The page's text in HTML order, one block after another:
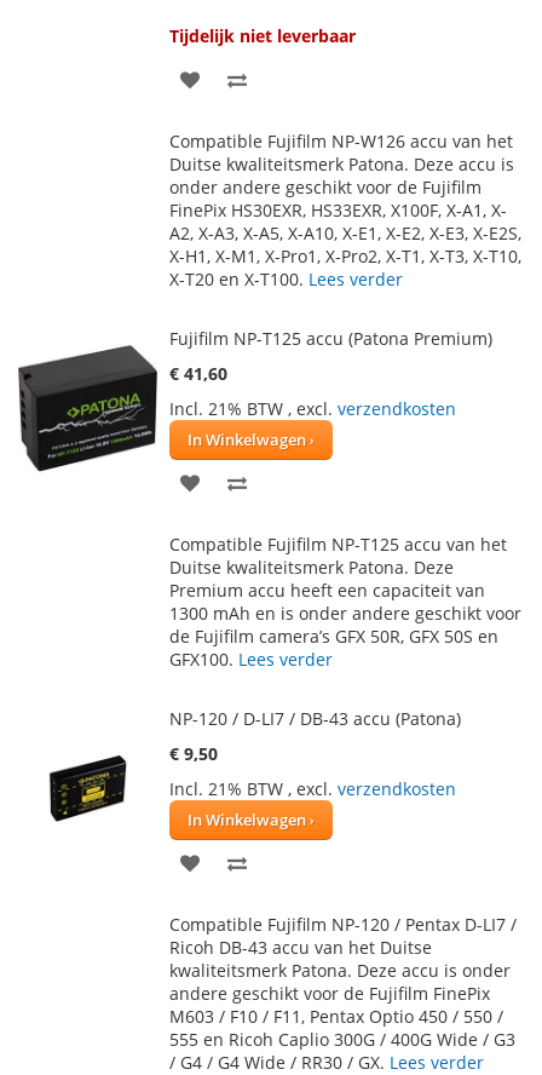
Tijdelijk niet leverbaar
VOEG
AAN
VERLANGLIJST
TE
VERGELIJKEN
Compatible Fujifilm NP-W126 accu van het
Duitse kwaliteitsmerk Patona. Deze accu is
onder andere geschikt voor de Fujifilm
FinePix HS30EXR, HS33EXR, X100F, X-A1, X-
A2, X-A3, X-A5, X-A10, X-E1, X-E2, X-E3, X-E2S,
X-H1, X-M1, X-Pro1, X-Pro2, X-T1, X-T3, X-T10,
X-T20 en X-T100. Lees verder
Fujifilm NP-T125 accu (Patona Premium)
€ 41,60
Incl. 21% BTW , excl. verzendkosten
In Winkelwagen
VOEG
AAN
VERLANGLIJST
TE
VERGELIJKEN
Compatible Fujifilm NP-T125 accu van het
Duitse kwaliteitsmerk Patona. Deze
Premium accu heeft een capaciteit van
1300 mAh en is onder andere geschikt voor
de Fujifilm camera’s GFX 50R, GFX 50S en
GFX100. Lees verder
NP-120 / D-LI7 / DB-43 accu (Patona)
€ 9,50
Incl. 21% BTW , excl. verzendkosten
In Winkelwagen
VOEG
AAN
VERLANGLIJST
TE
VERGELIJKEN
Compatible Fujifilm NP-120 / Pentax D-LI7 /
Ricoh DB-43 accu van het Duitse
kwaliteitsmerk Patona. Deze accu is onder
andere geschikt voor de Fujifilm FinePix
M603 / F10 / F11, Pentax Optio 450 / 550 /
555 en Ricoh Caplio 300G / 400G Wide / G3
/ G4 / G4 Wide / RR30 / GX. Lees verder